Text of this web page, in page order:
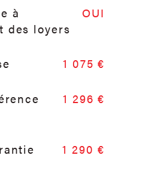
à
des loyers
OUI
1 075 €
1 296 €
1 290 €